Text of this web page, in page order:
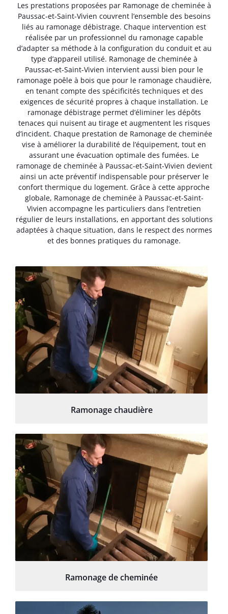
Les prestations proposées par Ramonage de cheminée à
Paussac-et-Saint-Vivien couvrent l’ensemble des besoins
liés au ramonage débistrage. Chaque intervention est
réalisée par un professionnel du ramonage capable
d’adapter sa méthode à la configuration du conduit et au
type d’appareil utilisé. Ramonage de cheminée à
Paussac-et-Saint-Vivien intervient aussi bien pour le
ramonage poêle à bois que pour le ramonage chaudière,
en tenant compte des spécificités techniques et des
exigences de sécurité propres à chaque installation. Le
ramonage débistrage permet d’éliminer les dépôts
tenaces qui nuisent au tirage et augmentent les risques
d’incident. Chaque prestation de Ramonage de cheminée
vise à améliorer la durabilité de l’équipement, tout en
assurant une évacuation optimale des fumées. Le
ramonage de cheminée à Paussac-et-Saint-Vivien devient
ainsi un acte préventif indispensable pour préserver le
confort thermique du logement. Grâce à cette approche
globale, Ramonage de cheminée à Paussac-et-Saint-
Vivien accompagne les particuliers dans l’entretien
régulier de leurs installations, en apportant des solutions
adaptées à chaque situation, dans le respect des normes
et des bonnes pratiques du ramonage.
Ramonage chaudière
Ramonage de cheminée